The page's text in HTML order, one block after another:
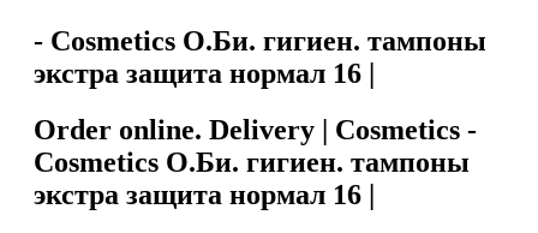
- Cosmetics О.Би. гигиен. тампоны
экстра защита нормал 16 |
Order online. Delivery | Cosmetics -
Cosmetics О.Би. гигиен. тампоны
экстра защита нормал 16 |